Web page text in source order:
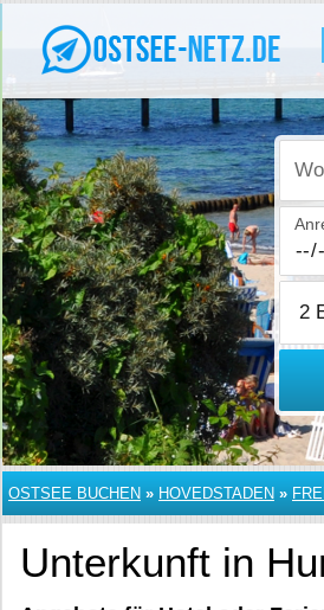
OSTSEE BUCHEN » HOVEDSTADEN »
Unterkunft in